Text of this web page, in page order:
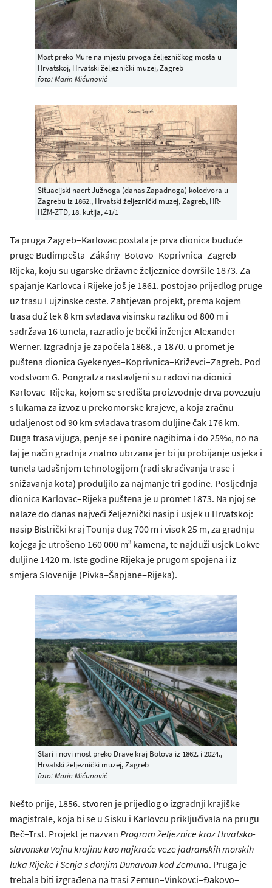
Most preko Mure na mjestu prvoga željezničkog mosta u
Hrvatskoj, Hrvatski željeznički muzej, Zagreb
foto: Marin Mićunović
Situacijski nacrt Južnoga (danas Zapadnoga) kolodvora u
Zagrebu iz 1862., Hrvatski željeznički muzej, Zagreb, HR-
HŽM-ZTD, 18. kutija, 41/1
Ta pruga Zagreb‒Karlovac postala je prva dionica buduće
pruge Budimpešta‒Zákány–Botovo‒Koprivnica–Zagreb–
Rijeka, koju su ugarske državne željeznice dovršile 1873. Za
spajanje Karlovca i Rijeke još je 1861. postojao prijedlog pruge
uz trasu Lujzinske ceste. Zahtjevan projekt, prema kojem
trasa duž tek 8 km svladava visinsku razliku od 800 m i
sadržava 16 tunela, razradio je bečki inženjer Alexander
Werner. Izgradnja je započela 1868., a 1870. u promet je
puštena dionica Gyekenyes–Koprivnica–Križevci–Zagreb. Pod
vodstvom G. Pongratza nastavljeni su radovi na dionici
Karlovac–Rijeka, kojom se središta proizvodnje drva povezuju
s lukama za izvoz u prekomorske krajeve, a koja zračnu
udaljenost od 90 km svladava trasom duljine čak 176 km.
Duga trasa vijuga, penje se i ponire nagibima i do 25‰, no na
taj je način gradnja znatno ubrzana jer bi ju probijanje usjeka i
tunela tadašnjom tehnologijom (radi skraćivanja trase i
snižavanja kota) produljilo za najmanje tri godine. Posljednja
dionica Karlovac–Rijeka puštena je u promet 1873. Na njoj se
nalaze do danas najveći željeznički nasip i usjek u Hrvatskoj:
nasip Bistrički kraj Tounja dug 700 m i visok 25 m, za gradnju
kojega je utrošeno 160 000 m3 kamena, te najduži usjek Lokve
duljine 1420 m. Iste godine Rijeka je prugom spojena i iz
smjera Slovenije (Pivka‒Šapjane‒Rijeka).
Stari i novi most preko Drave kraj Botova iz 1862. i 2024.,
Hrvatski željeznički muzej, Zagreb
foto: Marin Mićunović
Nešto prije, 1856. stvoren je prijedlog o izgradnji krajiške
magistrale, koja bi se u Sisku i Karlovcu priključivala na prugu
Beč–Trst. Projekt je nazvan Program željeznice kroz Hrvatsko-
slavonsku Vojnu krajinu kao najkraće veze jadranskih morskih
luka Rijeke i Senja s donjim Dunavom kod Zemuna. Pruga je
trebala biti izgrađena na trasi Zemun–Vinkovci–Đakovo–